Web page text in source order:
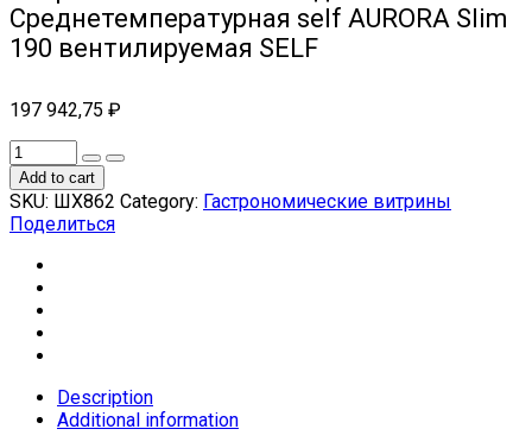
Cреднетемпературная self AURORA Slim
190 вентилируемая SELF
197 942,75 ₽
Add to cart
SKU: ШХ862 Category: Гастрономические витрины
Поделиться
Description
Additional information